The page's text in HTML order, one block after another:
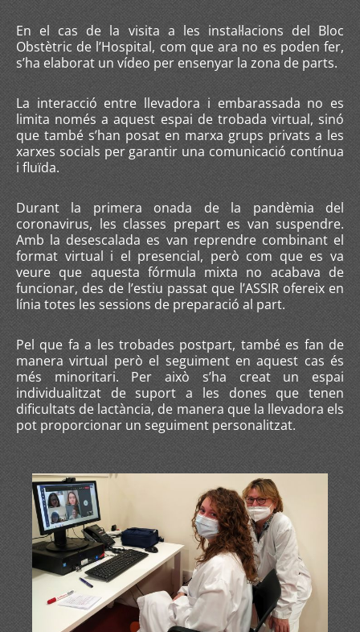
En el cas de la visita a les instal·lacions del Bloc
Obstètric de l’Hospital, com que ara no es poden fer,
s’ha elaborat un vídeo per ensenyar la zona de parts.
La interacció entre llevadora i embarassada no es
limita només a aquest espai de trobada virtual, sinó
que també s’han posat en marxa grups privats a les
xarxes socials per garantir una comunicació contínua
i fluïda.
Durant la primera onada de la pandèmia del
coronavirus, les classes prepart es van suspendre.
Amb la desescalada es van reprendre combinant el
format virtual i el presencial, però com que es va
veure que aquesta fórmula mixta no acabava de
funcionar, des de l’estiu passat que l’ASSIR ofereix en
línia totes les sessions de preparació al part.
Pel que fa a les trobades postpart, també es fan de
manera virtual però el seguiment en aquest cas és
més minoritari. Per això s’ha creat un espai
individualitzat de suport a les dones que tenen
dificultats de lactància, de manera que la llevadora els
pot proporcionar un seguiment personalitzat.